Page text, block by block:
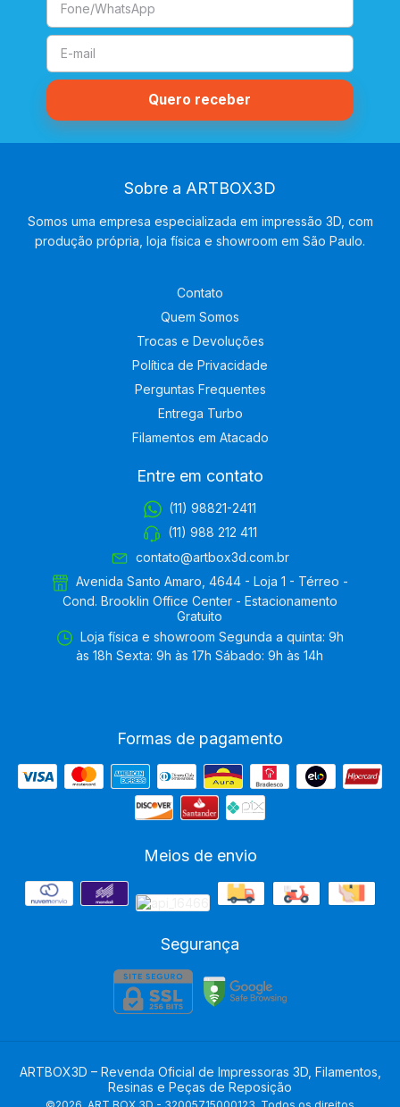
Sobre a ARTBOX3D
Somos uma empresa especializada em impressão 3D, com
produção própria, loja física e showroom em São Paulo.
Contato
Quem Somos
Trocas e Devoluções
Política de Privacidade
Perguntas Frequentes
Entrega Turbo
Filamentos em Atacado
Entre em contato
(11) 98821-2411
(11) 988 212 411
contato@artbox3d.com.br
Avenida Santo Amaro, 4644 - Loja 1 - Térreo -
Cond. Brooklin Office Center - Estacionamento
Gratuito
Loja física e showroom Segunda a quinta: 9h
às 18h Sexta: 9h às 17h Sábado: 9h às 14h
Formas de pagamento
Meios de envio
Segurança
ARTBOX3D – Revenda Oficial de Impressoras 3D, Filamentos,
Resinas e Peças de Reposição